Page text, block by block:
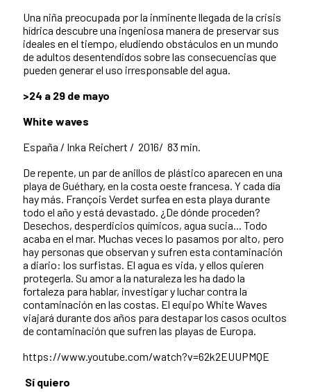
Una niña preocupada por la inminente llegada de la crisis
hídrica descubre una ingeniosa manera de preservar sus
ideales en el tiempo, eludiendo obstáculos en un mundo
de adultos desentendidos sobre las consecuencias que
pueden generar el uso irresponsable del agua.
>24 a 29 de mayo
White waves
España / Inka Reichert / 2016/ 83 min.
De repente, un par de anillos de plástico aparecen en una
playa de Guéthary, en la costa oeste francesa. Y cada día
hay más. François Verdet surfea en esta playa durante
todo el año y está devastado. ¿De dónde proceden?
Desechos, desperdicios químicos, agua sucia... Todo
acaba en el mar. Muchas veces lo pasamos por alto, pero
hay personas que observan y sufren esta contaminación
a diario: los surfistas. El agua es vida, y ellos quieren
protegerla. Su amor a la naturaleza les ha dado la
fortaleza para hablar, investigar y luchar contra la
contaminación en las costas. El equipo White Waves
viajará durante dos años para destapar los casos ocultos
de contaminación que sufren las playas de Europa.
https://www.youtube.com/watch?v=62k2EUUPMQE
Sí quiero